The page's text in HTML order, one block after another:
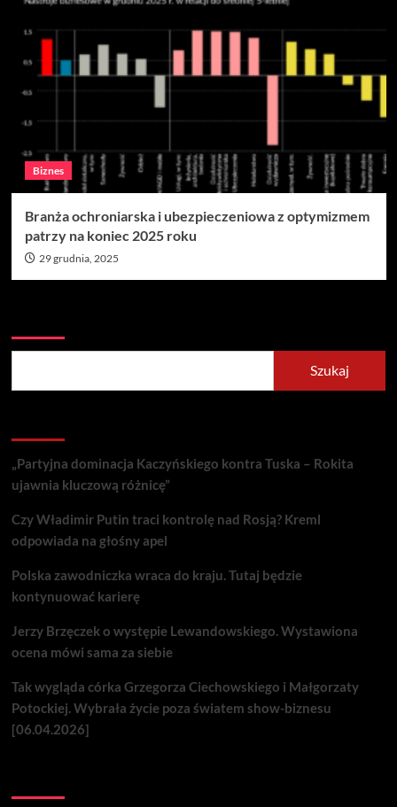
Biznes
Branża ochroniarska i ubezpieczeniowa z optymizmem
patrzy na koniec 2025 roku
29 grudnia, 2025
Szukaj
„Partyjna dominacja Kaczyńskiego kontra Tuska – Rokita
ujawnia kluczową różnicę”
Czy Władimir Putin traci kontrolę nad Rosją? Kreml
odpowiada na głośny apel
Polska zawodniczka wraca do kraju. Tutaj będzie
kontynuować karierę
Jerzy Brzęczek o występie Lewandowskiego. Wystawiona
ocena mówi sama za siebie
Tak wygląda córka Grzegorza Ciechowskiego i Małgorzaty
Potockiej. Wybrała życie poza światem show-biznesu
[06.04.2026]